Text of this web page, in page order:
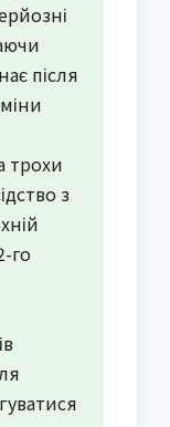
після
трохи
з
го